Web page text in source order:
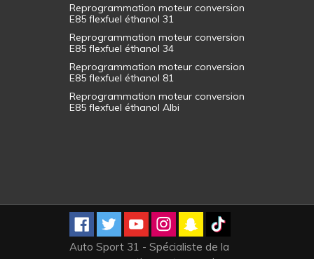
Reprogrammation moteur conversion
E85 flexfuel éthanol 31
Reprogrammation moteur conversion
E85 flexfuel éthanol 34
Reprogrammation moteur conversion
E85 flexfuel éthanol 81
Reprogrammation moteur conversion
E85 flexfuel éthanol Albi
Auto Sport 31 - Spécialiste de la